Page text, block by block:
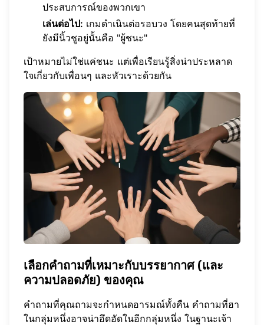
ประสบการณ์ของพวกเขา
เล่นต่อไป: เกมดำเนินต่อรอบวง โดยคนสุดท้ายที่
ยังมีนิ้วชูอยู่นั้นคือ "ผู้ชนะ"
เป้าหมายไม่ใช่แค่ชนะ แต่เพื่อเรียนรู้สิ่งน่าประหลาด
ใจเกี่ยวกับเพื่อนๆ และหัวเราะด้วยกัน
เลือกคำถามที่เหมาะกับบรรยากาศ (และ
ความปลอดภัย) ของคุณ
คำถามที่คุณถามจะกำหนดอารมณ์ทั้งคืน คำถามที่ฮา
ในกลุ่มหนึ่งอาจน่าอึดอัดในอีกกลุ่มหนึ่ง ในฐานะเจ้า